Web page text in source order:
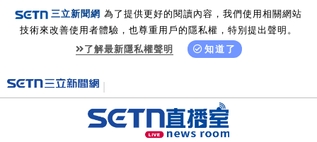
三立新聞網 為了提供更好的閱讀內容，我們使用相關網站
技術來改善使用者體驗，也尊重用戶的隱私權，特別提出聲明。
了解最新隱私權聲明
知道了